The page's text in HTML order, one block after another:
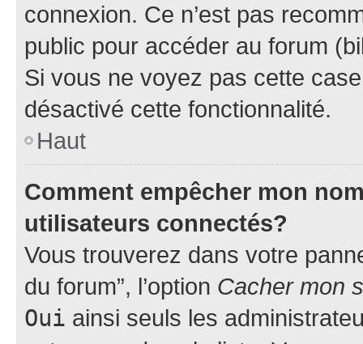
connexion. Ce n’est pas
public pour accéder au forum
Si vous ne voyez pas cette
désactivé cette fonctionnalité.
Haut
Comment empêcher mon
utilisateurs connectés?
Vous trouverez dans votre
du forum”, l’option Cacher mon
Oui ainsi seuls les